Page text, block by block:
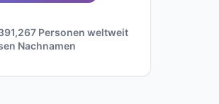
Personen weltweit
Nachnamen